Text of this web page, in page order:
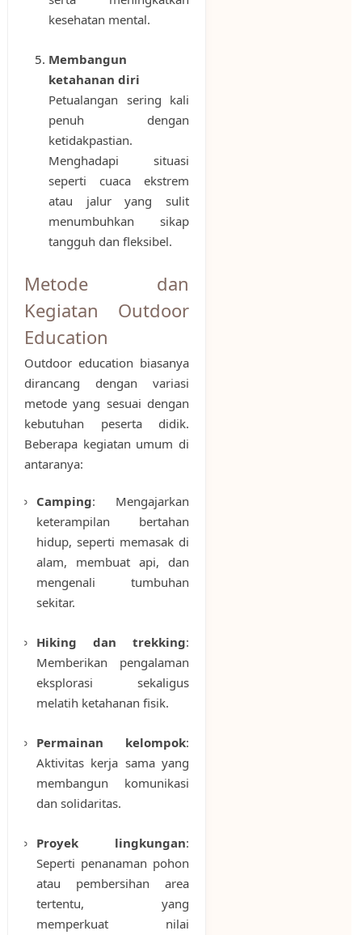
kesehatan mental.
Membangun
ketahanan diri
Petualangan sering kali
penuh dengan
ketidakpastian.
Menghadapi situasi
seperti cuaca ekstrem
atau jalur yang sulit
menumbuhkan sikap
tangguh dan fleksibel.
Metode dan
Kegiatan Outdoor
Education
Outdoor education biasanya
dirancang dengan variasi
metode yang sesuai dengan
kebutuhan peserta didik.
Beberapa kegiatan umum di
antaranya:
Camping: Mengajarkan
keterampilan bertahan
hidup, seperti memasak di
alam, membuat api, dan
mengenali tumbuhan
sekitar.
Hiking dan trekking:
Memberikan pengalaman
eksplorasi sekaligus
melatih ketahanan fisik.
Permainan kelompok:
Aktivitas kerja sama yang
membangun komunikasi
dan solidaritas.
Proyek lingkungan:
Seperti penanaman pohon
atau pembersihan area
tertentu, yang
memperkuat nilai